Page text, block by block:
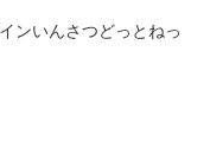
ンいんさつどっとねっ